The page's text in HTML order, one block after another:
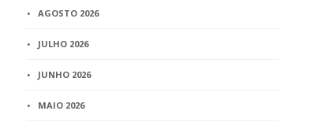
AGOSTO 2026
JULHO 2026
JUNHO 2026
MAIO 2026